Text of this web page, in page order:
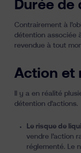
Durée
Contrairement à
détention associée
revendue à tout
Action et
Il y a en réalité
détention d’actions.
Le risque de
vendre l’action
réglementé. Le